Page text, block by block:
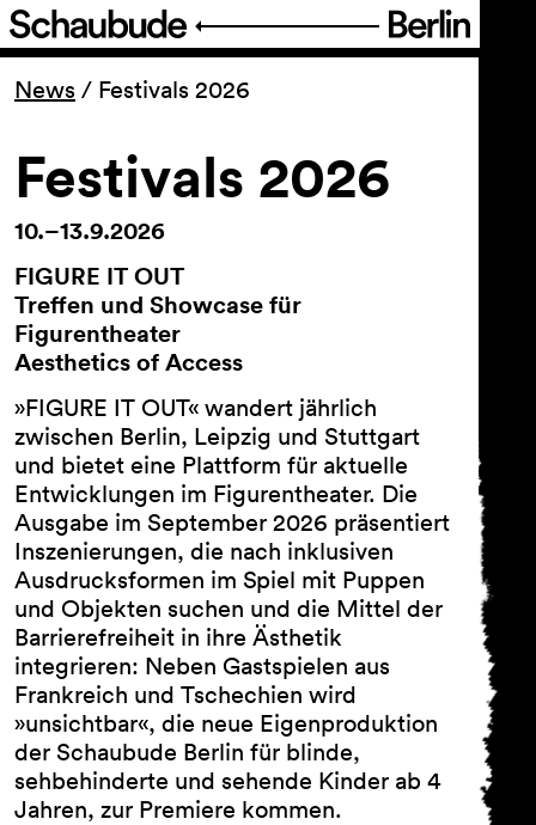
Programm
Ticket
Barrierefreiheit
Über uns
News / Festivals 2026
Festivals 2026
10.–13.9.2026
FIGURE IT OUT
Treffen und Showcase für
Figurentheater
Aesthetics of Access
»FIGURE IT OUT« wandert jährlich
zwischen Berlin, Leipzig und Stuttgart
und bietet eine Plattform für aktuelle
Entwicklungen im Figurentheater. Die
Ausgabe im September 2026 präsentiert
Inszenierungen, die nach inklusiven
Ausdrucksformen im Spiel mit Puppen
und Objekten suchen und die Mittel der
Barrierefreiheit in ihre Ästhetik
integrieren: Neben Gastspielen aus
Frankreich und Tschechien wird
»unsichtbar«, die neue Eigenproduktion
der Schaubude Berlin für blinde,
sehbehinderte und sehende Kinder ab 4
Jahren, zur Premiere kommen.